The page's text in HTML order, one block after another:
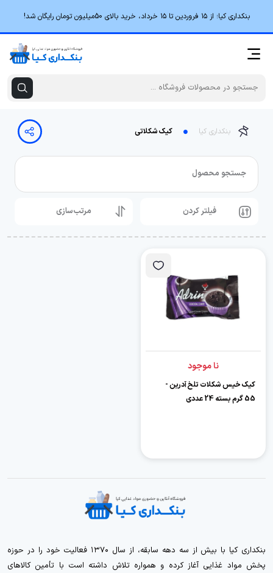
بنکداری کیا؛ از ۱۵ فروردین تا ۱۵ خرداد، خرید بالای 50میلیون تومان رایگان شد!
بنکداری کیا کیک شکلاتی
جستجو محصول
فیلتر کردن مرتب‌سازی
نا موجود
کیک خیس شکلات تلخ آدرین -
55 گرم بسته 24 عددی
بنکداری کیا با بیش از سه دهه سابقه، از سال ۱۳۷۰ فعالیت خود را در حوزه
پخش مواد غذایی آغاز کرده و همواره تلاش داشته است با تأمین کالاهای